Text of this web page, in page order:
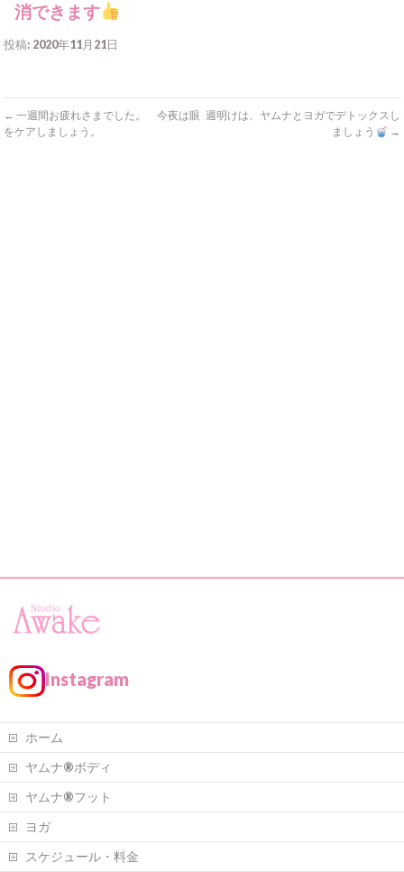
消できます
投稿: 2020年11月21日
← 一週間お疲れさまでした。 今夜は眼
をケアしましょう。
週明けは、ヤムナとヨガでデトックスし
ましょう
→
Instagram
ホーム
ヤムナ®ボディ
ヤムナ®フット
ヨガ
スケジュール・料金